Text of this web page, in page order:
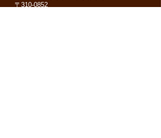
〒310-0852